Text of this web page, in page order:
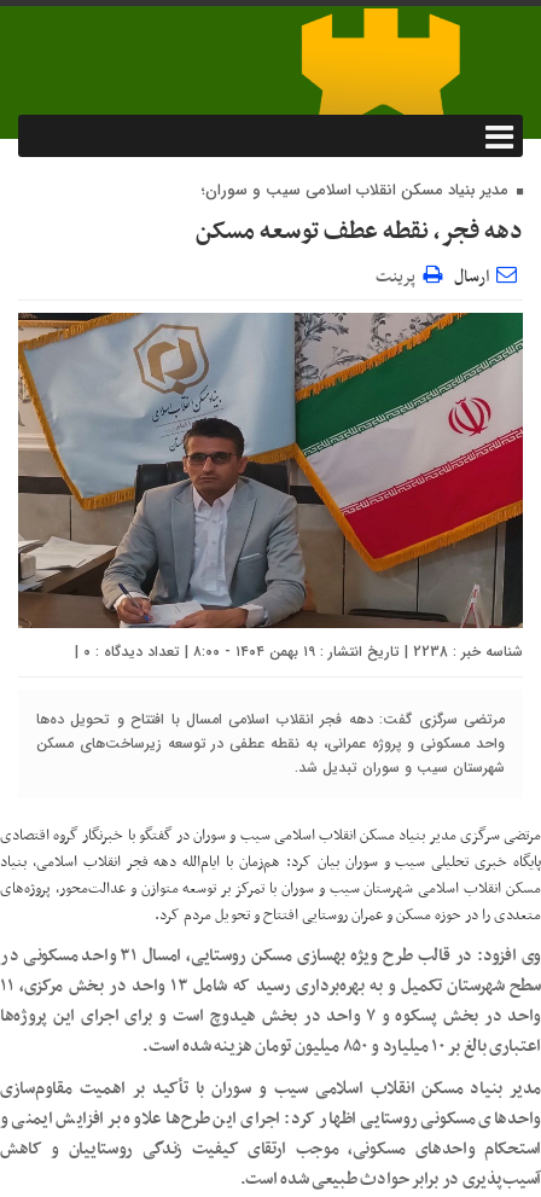
مدیر بنیاد مسکن انقلاب اسلامی سیب و سوران؛
دهه فجر، نقطه عطف توسعه مسکن
ارسال پرینت
شناسه خبر : 2238 | تاریخ انتشار : ۱۹ بهمن ۱۴۰۴ - ۸:۰۰ | تعداد دیدگاه : ۰ |
مرتضی سرگزی گفت: دهه فجر انقلاب اسلامی امسال با افتتاح و تحویل ده‌ها
واحد مسکونی و پروژه عمرانی، به نقطه عطفی در توسعه زیرساخت‌های مسکن
شهرستان سیب و سوران تبدیل شد.
مرتضی سرگزی مدیر بنیاد مسکن انقلاب اسلامی سیب و سوران در گفتگو با خبرنگار گروه اقتصادی
پایگاه خبری تحلیلی سیب و سوران بیان کرد: هم‌زمان با ایام‌الله دهه فجر انقلاب اسلامی، بنیاد
مسکن انقلاب اسلامی شهرستان سیب و سوران با تمرکز بر توسعه متوازن و عدالت‌محور، پروژه‌های
متعددی را در حوزه مسکن و عمران روستایی افتتاح و تحویل مردم کرد.
وی افزود: در قالب طرح ویژه بهسازی مسکن روستایی، امسال ۳۱ واحد مسکونی در
سطح شهرستان تکمیل و به بهره‌برداری رسید که شامل ۱۳ واحد در بخش مرکزی، ۱۱
واحد در بخش پسکوه و ۷ واحد در بخش هیدوچ است و برای اجرای این پروژه‌ها
اعتباری بالغ بر ۱۰ میلیارد و ۸۵۰ میلیون تومان هزینه شده است.
مدیر بنیاد مسکن انقلاب اسلامی سیب و سوران با تأکید بر اهمیت مقاوم‌سازی
واحدهای مسکونی روستایی اظهار کرد: اجرای این طرح‌ها علاوه بر افزایش ایمنی و
استحکام واحدهای مسکونی، موجب ارتقای کیفیت زندگی روستاییان و کاهش
آسیب‌پذیری در برابر حوادث طبیعی شده است.